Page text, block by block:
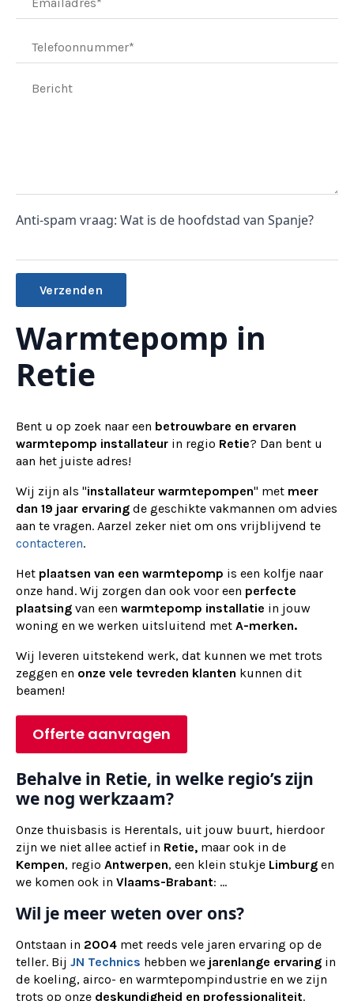
Anti-spam vraag: Wat is de hoofdstad van Spanje?
Alternative:
Warmtepomp in
Retie
Bent u op zoek naar een betrouwbare en ervaren
warmtepomp installateur in regio Retie? Dan bent u
aan het juiste adres!
Wij zijn als "installateur warmtepompen" met meer
dan 19 jaar ervaring de geschikte vakmannen om advies
aan te vragen. Aarzel zeker niet om ons vrijblijvend te
contacteren.
Het plaatsen van een warmtepomp is een kolfje naar
onze hand. Wij zorgen dan ook voor een perfecte
plaatsing van een warmtepomp installatie in jouw
woning en we werken uitsluitend met A-merken.
Wij leveren uitstekend werk, dat kunnen we met trots
zeggen en onze vele tevreden klanten kunnen dit
beamen!
Offerte aanvragen
Behalve in Retie, in welke regio’s zijn
we nog werkzaam?
Onze thuisbasis is Herentals, uit jouw buurt, hierdoor
zijn we niet allee actief in Retie, maar ook in de
Kempen, regio Antwerpen, een klein stukje Limburg en
we komen ook in Vlaams-Brabant: ...
Wil je meer weten over ons?
Ontstaan in 2004 met reeds vele jaren ervaring op de
teller. Bij JN Technics hebben we jarenlange ervaring in
de koeling, airco- en warmtepompindustrie en we zijn
trots op onze deskundigheid en professionaliteit.